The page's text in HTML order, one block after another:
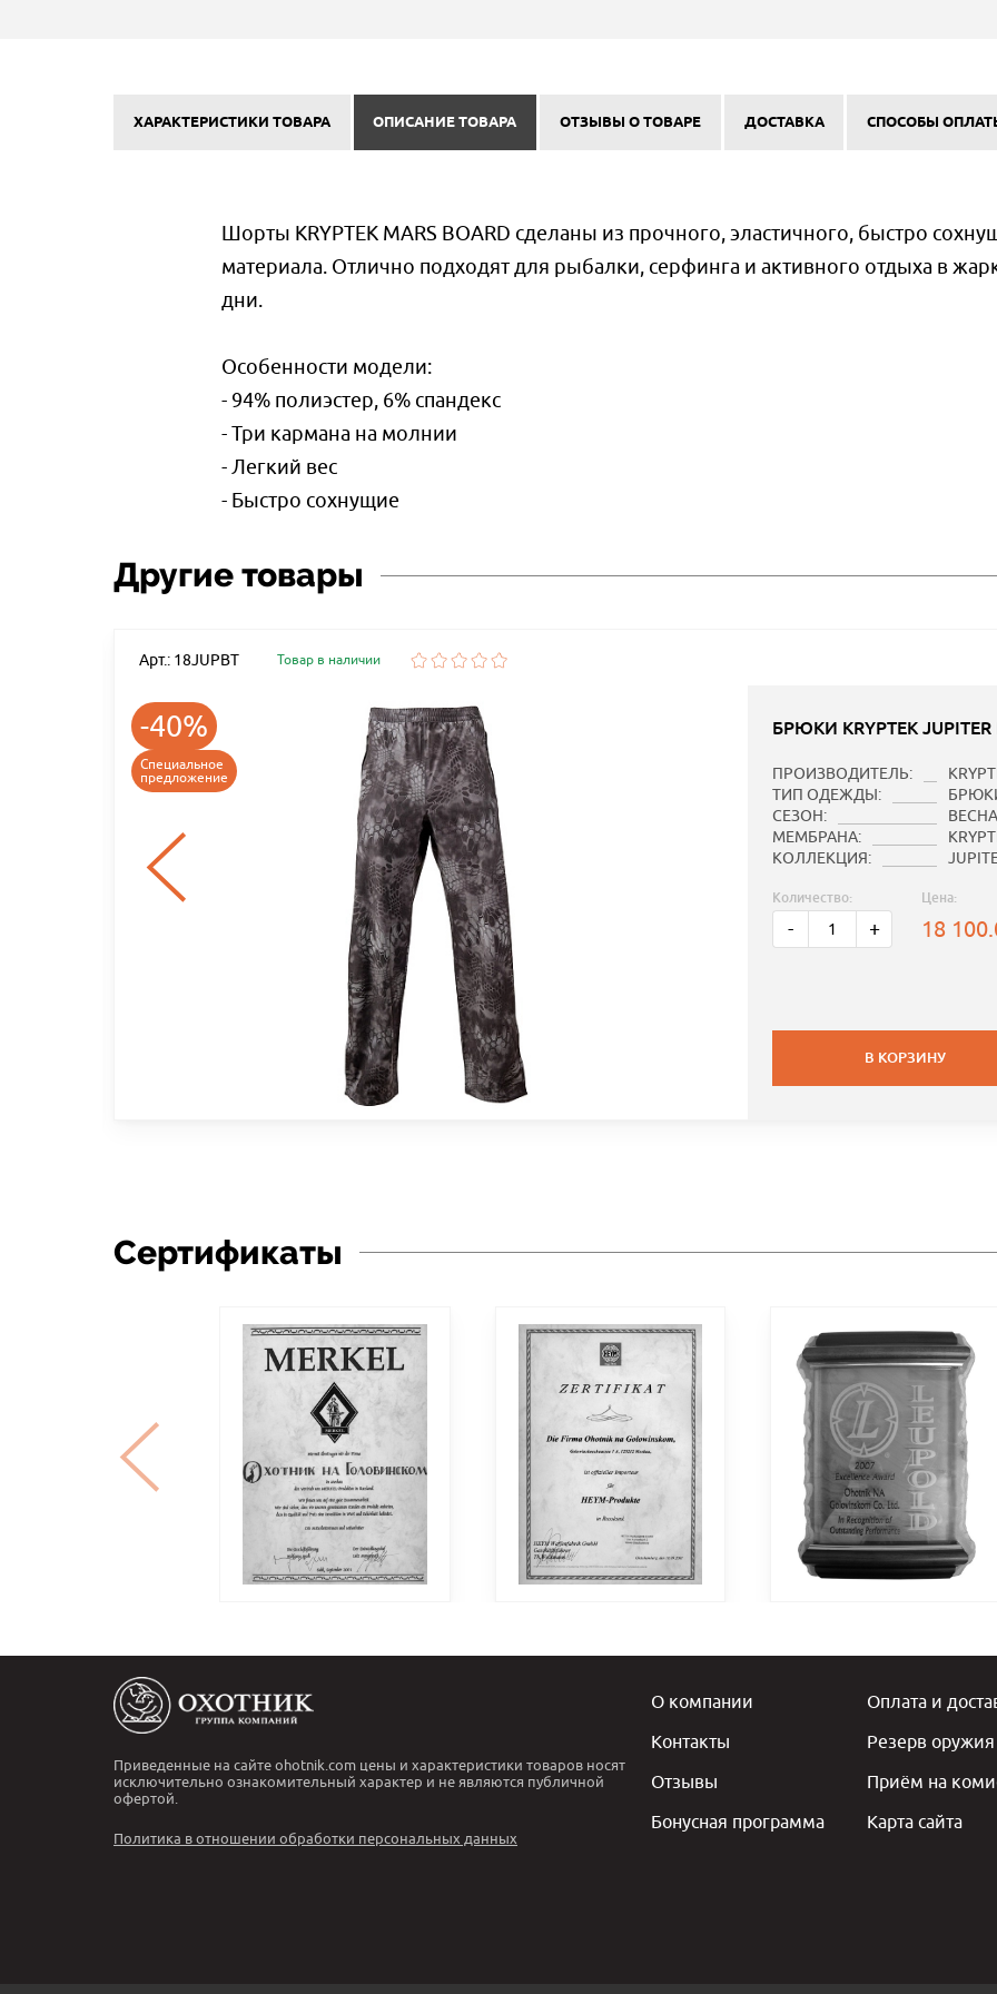
ХАРАКТЕРИСТИКИ ТОВАРА ОПИСАНИЕ ТОВАРА ОТЗЫВЫ О ТОВАРЕ ДОСТАВКА СПОСОБЫ
Шорты KRYPTEK MARS BOARD сделаны из прочного, эластичного, быстро
материала. Отлично подходят для рыбалки, серфинга и активного отдыха в
дни.
Особенности модели:
- 94% полиэстер, 6% спандекс
- Три кармана на молнии
- Легкий вес
- Быстро сохнущие
Другие товары
Арт.: 18JUPBT Товар в наличии
-40%
Специальное
предложение
БРЮКИ KRYPTEK JUPITER
ПРОИЗВОДИТЕЛЬ:
ТИП ОДЕЖДЫ:
СЕЗОН:
МЕМБРАНА:
КОЛЛЕКЦИЯ:
Количество:
- +
Цена:
18
В КОРЗИНУ
Сертификаты
Приведенные на сайте ohotnik.com цены и характеристики товаров носят
исключительно ознакомительный характер и не являются публичной
офертой.
Политика в отношении обработки персональных данных
О компании
Контакты
Отзывы
Бонусная программа
Оплата и
Резерв оружия
Приём на
Карта сайта